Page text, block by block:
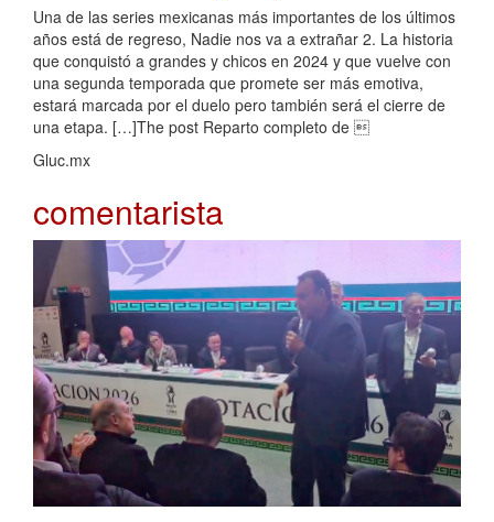
Una de las series mexicanas más importantes de los últimos
años está de regreso, Nadie nos va a extrañar 2. La historia
que conquistó a grandes y chicos en 2024 y que vuelve con
una segunda temporada que promete ser más emotiva,
estará marcada por el duelo pero también será el cierre de
una etapa. […]The post Reparto completo de 
Gluc.mx
comentarista